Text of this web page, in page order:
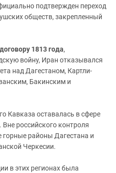
подтвержден переход
обществ, закрепленный
1813 года,
войну, Иран отказывался
над Дагестаном, Картли-
Бакинским и
Кавказа оставалась в сфере
российского контроля
горные районы Дагестана и
Черкесии.
в этих регионах была